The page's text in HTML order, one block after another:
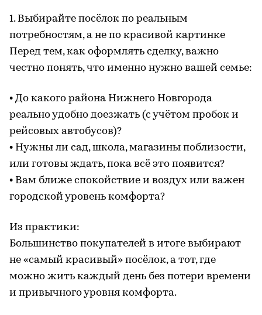
1. Выбирайте посёлок по реальным
потребностям, а не по красивой картинке
Перед тем, как оформлять сделку, важно
честно понять, что именно нужно вашей семье:
• До какого района Нижнего Новгорода
реально удобно доезжать (с учётом пробок и
рейсовых автобусов)?
• Нужны ли сад, школа, магазины поблизости,
или готовы ждать, пока всё это появится?
• Вам ближе спокойствие и воздух или важен
городской уровень комфорта?
Из практики:
Большинство покупателей в итоге выбирают
не «самый красивый» посёлок, а тот, где
можно жить каждый день без потери времени
и привычного уровня комфорта.